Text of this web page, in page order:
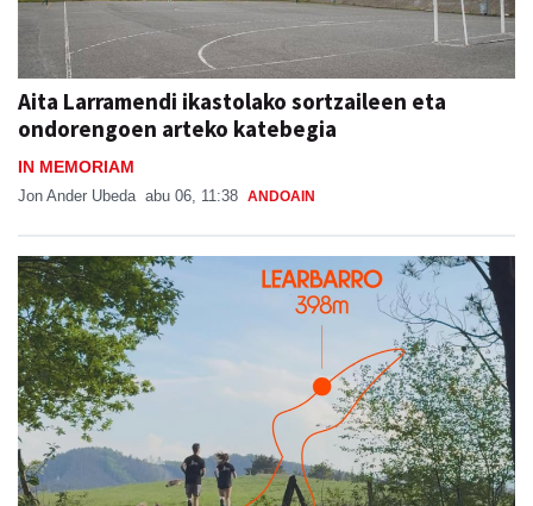
Aita Larramendi ikastolako sortzaileen eta
ondorengoen arteko katebegia
IN MEMORIAM
Jon Ander Ubeda abu 06, 11:38 ANDOAIN